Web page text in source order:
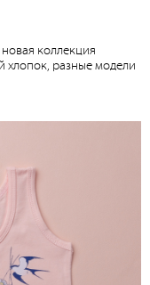
коллекция
хлопок, разные модели